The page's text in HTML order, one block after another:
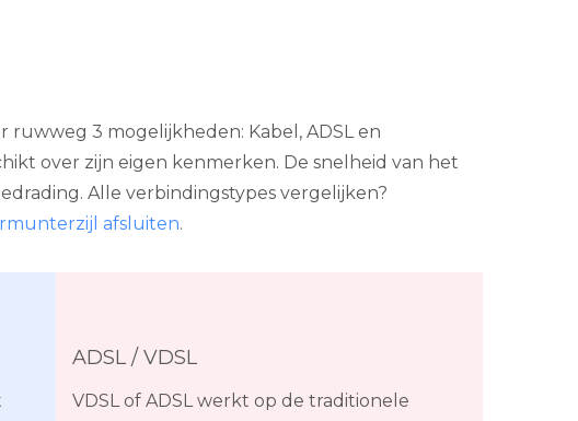
3 mogelijkheden: Kabel, ADSL en
over zijn eigen kenmerken. De snelheid van het
Alle verbindingstypes vergelijken?
afsluiten.
ADSL / VDSL
VDSL of ADSL werkt op de traditionele